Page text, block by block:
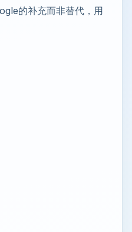
的补充而非替代，用